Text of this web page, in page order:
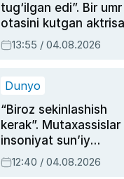
tug‘ilgan edi”. Bir umr
otasini kutgan
dublyaj ustasi Rimma
Ahmedovaning
13:55 / 04.08.2026
Dunyo
“Biroz sekinlashish
kerak”. Mutaxassislar
insoniyat sun’iy
intellektni boshqara
olmay qolishidan
12:40 / 04.08.2026